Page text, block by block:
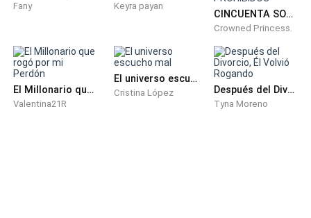
Fany Keyra payan
CINCUENTA SOMBRAS DE DESEOS PROHIBIDOS
Crowned Princess.
El Millonario que rogó por mi Perdón
Valentina21R
El universo escucho mal
Cristina López Después del Divorcio, Él Volvió Rogando
Tyna Moreno